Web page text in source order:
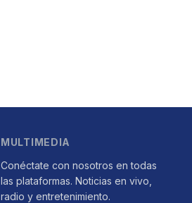
MULTIMEDIA
Conéctate con nosotros en todas
las plataformas. Noticias en vivo,
radio y entretenimiento.